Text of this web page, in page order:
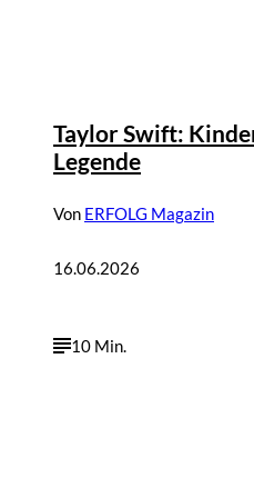
Taylor Swift:
Legende
Von ERFOLG Magazin
16.06.2026
10 Min.